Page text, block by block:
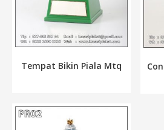
Tempat Bikin Piala Mtq